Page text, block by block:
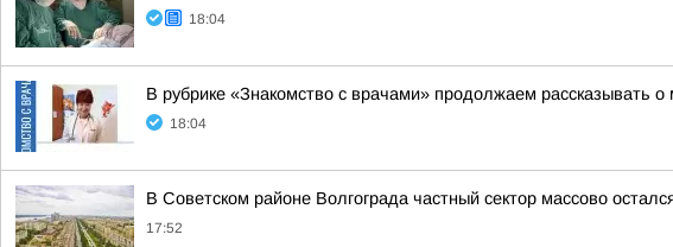
18:04
В рубрике «Знакомство с врачами» продолжаем рассказывать о
18:04
В Советском районе Волгограда частный сектор массово
17:52